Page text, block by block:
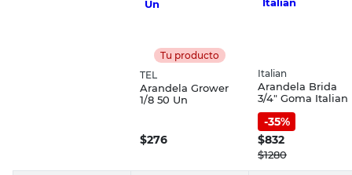
TEL
Arandela Grower
Italian
Arandela Brida
3/4" Goma Italian
-35%
$832